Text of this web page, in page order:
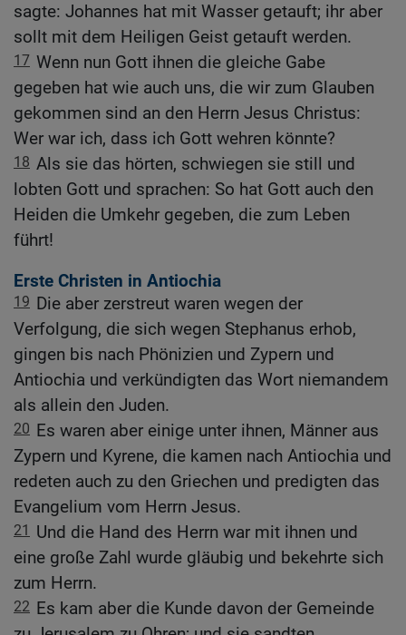
sagte: Johannes hat mit Wasser getauft; ihr aber
sollt mit dem Heiligen Geist getauft werden.
17 Wenn nun Gott ihnen die gleiche Gabe
gegeben hat wie auch uns, die wir zum Glauben
gekommen sind an den Herrn Jesus Christus:
Wer war ich, dass ich Gott wehren könnte?
18 Als sie das hörten, schwiegen sie still und
lobten Gott und sprachen: So hat Gott auch den
Heiden die Umkehr gegeben, die zum Leben
führt!
Erste Christen in Antiochia
19 Die aber zerstreut waren wegen der
Verfolgung, die sich wegen Stephanus erhob,
gingen bis nach Phönizien und Zypern und
Antiochia und verkündigten das Wort niemandem
als allein den Juden.
20 Es waren aber einige unter ihnen, Männer aus
Zypern und Kyrene, die kamen nach Antiochia und
redeten auch zu den Griechen und predigten das
Evangelium vom Herrn Jesus.
21
Und die Hand des Herrn war mit ihnen und
eine große Zahl wurde gläubig und bekehrte sich
zum Herrn.
22 Es kam aber die Kunde davon der Gemeinde